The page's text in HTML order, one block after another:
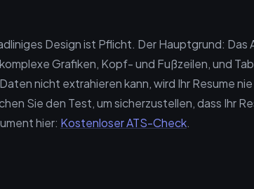
Design ist Pflicht. Der Hauptgrund: Das
Grafiken, Kopf- und Fußzeilen, und
nicht extrahieren kann, wird Ihr Resume
Sie den Test, um sicherzustellen, dass Ihr
hier: Kostenloser ATS-Check.